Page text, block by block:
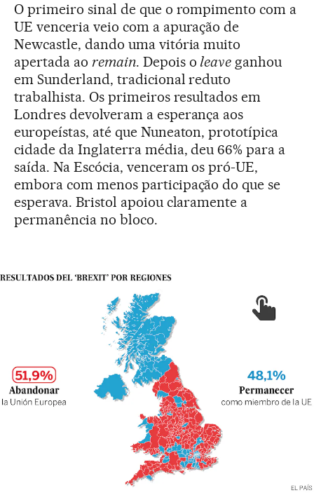
O primeiro sinal de que o rompimento com a
UE venceria veio com a apuração de
Newcastle, dando uma vitória muito
apertada ao remain. Depois o leave ganhou
em Sunderland, tradicional reduto
trabalhista. Os primeiros resultados em
Londres devolveram a esperança aos
europeístas, até que Nuneaton, prototípica
cidade da Inglaterra média, deu 66% para a
saída. Na Escócia, venceram os pró-UE,
embora com menos participação do que se
esperava. Bristol apoiou claramente a
permanência no bloco.